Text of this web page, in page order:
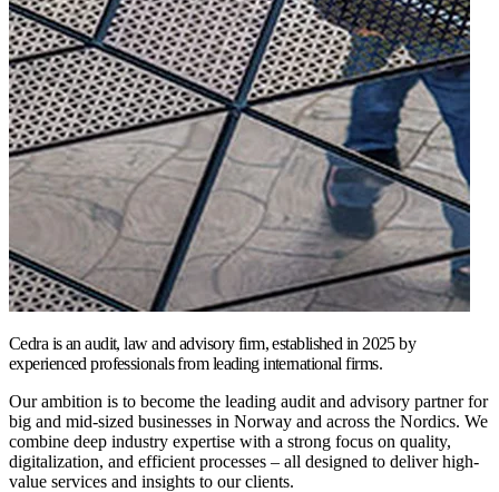
Cedra is an audit, law and advisory firm, established in 2025 by
experienced professionals from leading international firms.
Our ambition is to become the leading audit and advisory partner for
big and mid-sized businesses in Norway and across the Nordics. We
combine deep industry expertise with a strong focus on quality,
digitalization, and efficient processes – all designed to deliver high-
value services and insights to our clients.